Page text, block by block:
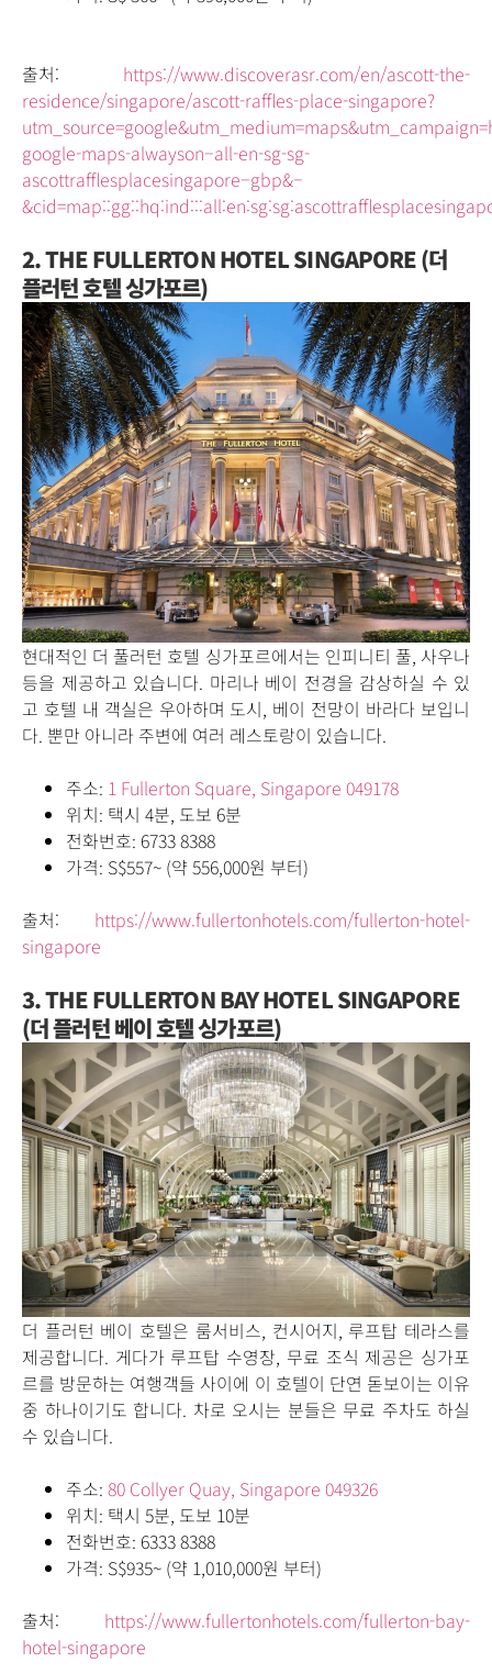
출처: https://www.discoverasr.com/en/ascott-the-
residence/singapore/ascott-raffles-place-singapore?
google-maps-alwayson–all-en-sg-sg-
ascottrafflesplacesingapore–gbp&–
2. THE FULLERTON HOTEL SINGAPORE (더
플러턴 호텔 싱가포르)
현대적인 더 풀러턴 호텔 싱가포르에서는 인피니티 풀, 사우나
등을 제공하고 있습니다. 마리나 베이 전경을 감상하실 수 있
고 호텔 내 객실은 우아하며 도시, 베이 전망이 바라다 보입니
다. 뿐만 아니라 주변에 여러 레스토랑이 있습니다.
주소: 1 Fullerton Square, Singapore 049178
위치: 택시 4분, 도보 6분
전화번호: 6733 8388
가격: S$557~ (약 556,000원 부터)
출처: https://www.fullertonhotels.com/fullerton-hotel-
singapore
3. THE FULLERTON BAY HOTEL SINGAPORE
(더 플러턴 베이 호텔 싱가포르)
더 플러턴 베이 호텔은 룸서비스, 컨시어지, 루프탑 테라스를
제공합니다. 게다가 루프탑 수영장, 무료 조식 제공은 싱가포
르를 방문하는 여행객들 사이에 이 호텔이 단연 돋보이는 이유
중 하나이기도 합니다. 차로 오시는 분들은 무료 주차도 하실
수 있습니다.
주소: 80 Collyer Quay, Singapore 049326
위치: 택시 5분, 도보 10분
전화번호: 6333 8388
가격: S$935~ (약 1,010,000원 부터)
출처: https://www.fullertonhotels.com/fullerton-bay-
hotel-singapore